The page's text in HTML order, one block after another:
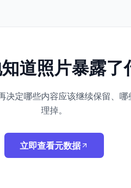
道照片暴露了
决定哪些内容应该继续保留、
理掉。
立即查看元数据